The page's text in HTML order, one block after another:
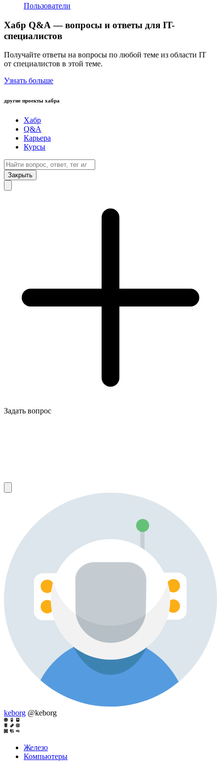
Пользователи
Хабр Q&A — вопросы и ответы для IT-
специалистов
Получайте ответы на вопросы по любой теме из области IT
от специалистов в этой теме.
Узнать больше
другие проекты хабра
Хабр
Q&A
Карьера
Курсы
Закрыть
Задать вопрос
keborg @keborg
Железо
Компьютеры